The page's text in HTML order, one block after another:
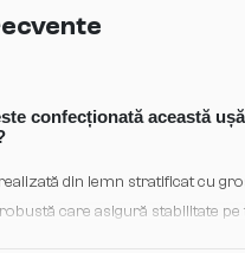
confecționată această
din lemn stratificat cu
care asigură stabilitate pe